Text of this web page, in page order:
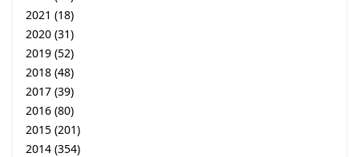
2021 (18)
2020 (31)
2019 (52)
2018 (48)
2017 (39)
2016 (80)
2015 (201)
2014 (354)